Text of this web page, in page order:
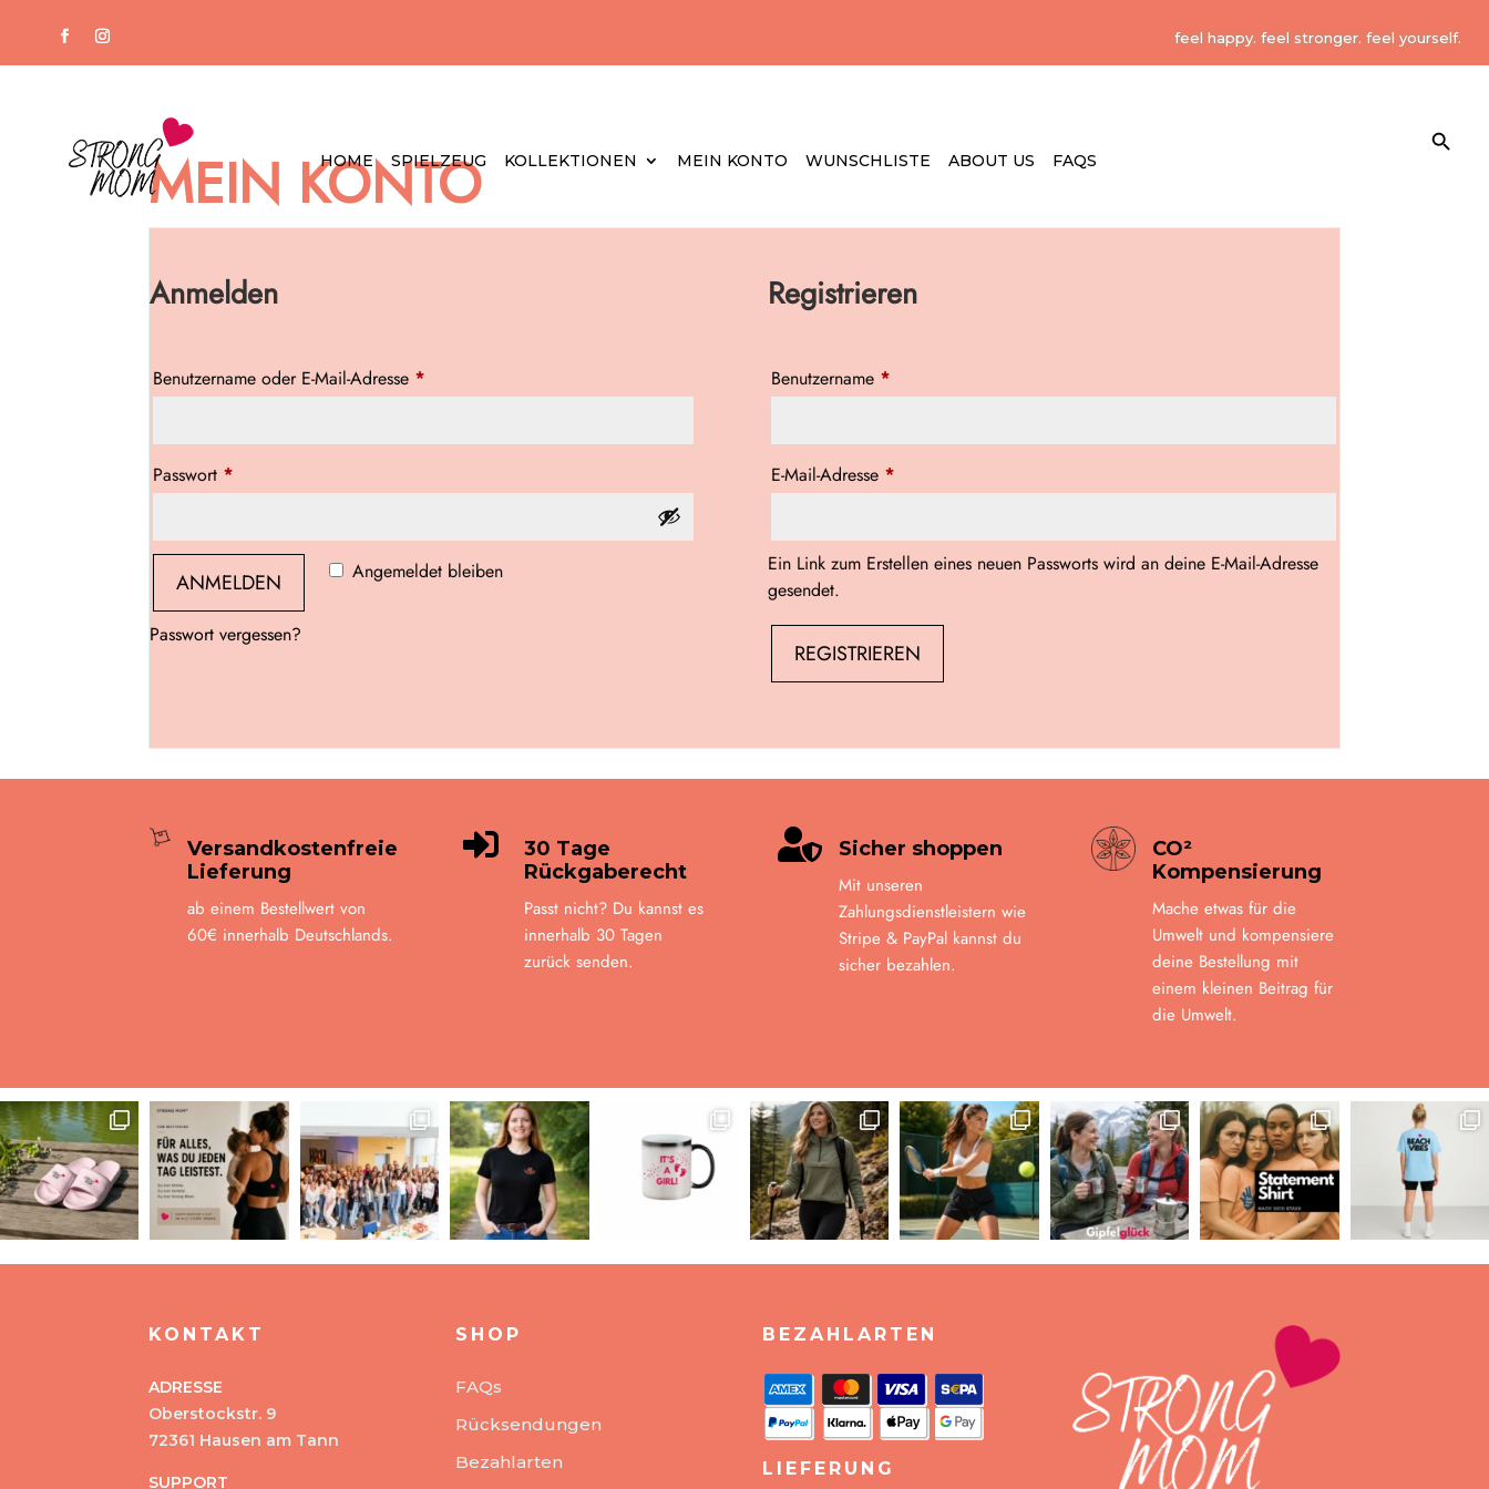
feel happy. feel stronger. feel yourself.
HOME SPIELZEUG KOLLEKTIONEN MEIN KONTO WUNSCHLISTE ABOUT US FAQS
Search
for:
MEIN KONTO
Anmelden
Benutzername oder E-Mail-Adresse *Erforderlich
Passwort *Erforderlich
Angemeldet bleiben
ANMELDEN
Passwort vergessen?
Registrieren
Benutzername *Erforderlich
E-Mail-Adresse *Erforderlich
Ein Link zum Erstellen eines neuen Passworts wird an deine E-Mail-Adresse
gesendet.
REGISTRIEREN
Versandkostenfreie
Lieferung
ab einem Bestellwert von
60€ innerhalb Deutschlands.

30 Tage
Rückgaberecht
Passt nicht? Du kannst es
innerhalb 30 Tagen
zurück senden.

Sicher shoppen
Mit unseren
Zahlungsdienstleistern wie
Stripe & PayPal kannst du
sicher bezahlen.
CO²
Kompensierung
Mache etwas für die
Umwelt und kompensiere
deine Bestellung mit
einem kleinen Beitrag für
die Umwelt.
KONTAKT
ADRESSE
Oberstockstr. 9
72361 Hausen am Tann
SUPPORT
SHOP
FAQs
Rücksendungen
Bezahlarten
BEZAHLARTEN
LIEFERUNG